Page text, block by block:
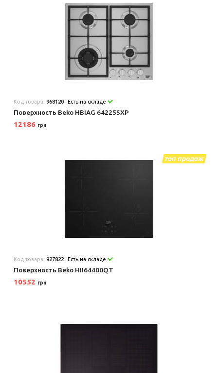
Код товара:968120 Есть на складе
Поверхность Beko HBIAG 64225SXP
12186 грн
Код товара:927822 Есть на складе
Поверхность Beko HII64400QT
10552 грн